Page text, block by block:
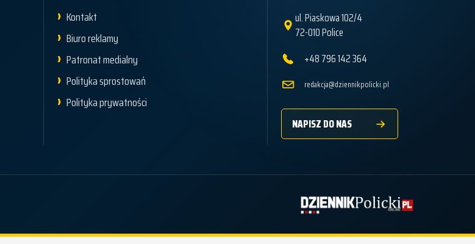
Kontakt
Biuro reklamy
Patronat medialny
Polityka sprostowań
Polityka prywatności
ul. Piaskowa 102/4
72-010 Police
+48 796 142 364
redakcja@dziennikpolicki.pl
NAPISZ DO NAS